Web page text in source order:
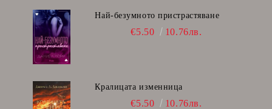
Най-безумното пристрастяване
€5.50 10.76лв.
Кралицата изменница
€5.50 10.76лв.